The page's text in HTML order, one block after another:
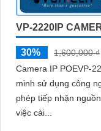
VP-2220IP
30%
1,600,000 ₫
Camera IP POEVP-
minh sử dụng công
phép tiếp nhận
việc cài...